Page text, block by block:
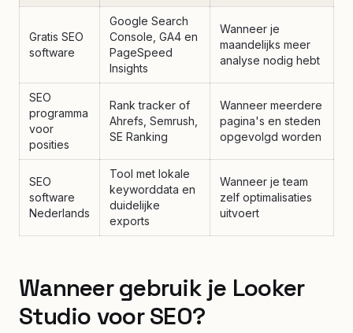
Gratis SEO
software
Google Search
Console, GA4 en
PageSpeed
Insights
Wanneer je
maandelijks meer
analyse nodig hebt
SEO
programma
voor
posities
Rank tracker of
Ahrefs, Semrush,
SE Ranking
Wanneer meerdere
pagina's en steden
opgevolgd worden
SEO
software
Nederlands
Tool met lokale
keyworddata en
duidelijke
exports
Wanneer je team
zelf optimalisaties
uitvoert
Wanneer gebruik je Looker
Studio voor SEO?